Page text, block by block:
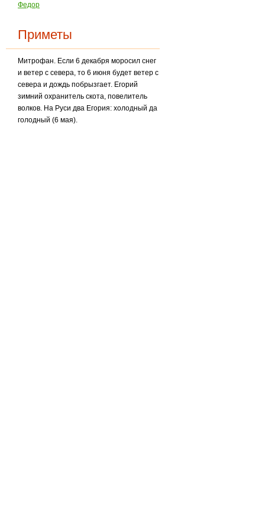
Федор
Приметы
Митрофан. Если 6 декабря моросил снег
и ветер с севера, то 6 июня будет ветер с
севера и дождь побрызгает. Егорий
зимний охранитель скота, повелитель
волков. На Руси два Егория: холодный да
голодный (6 мая).